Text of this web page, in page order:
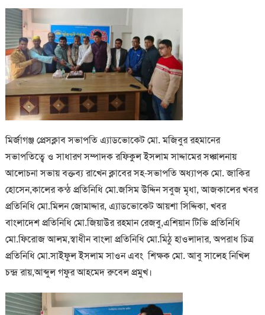
মির্জাগঞ্জ প্রেসক্লাব সভাপতি এ্যাডভোকেট মো. মজিবুর রহমানের
সভাপতিত্বে ও সাধারণ সম্পাদক রফিকুল ইসলাম সাদ্দামের সঞ্চালনায়
আলোচনা সভায় বক্তব্য রাখেন ক্লাবের সহ-সভাপতি অধ্যাপক মো. জাকির
হোসেন,কালের কন্ঠ প্রতিনিধি মো.জসিম উদ্দিন সবুজ মৃধা, আজকালের খবর
প্রতিনিধি মো.মিলন জোমাদ্দার, এ্যাডভোকেট আয়শা সিদ্দিকা, খবর
বাংলাদেশ প্রতিনিধি মো.জিয়াউর রহমান রেজবু,এশিয়ান টিভি প্রতিনিধি
মো.ফিরোজ আলম,স্বাধীন বাংলা প্রতিনিধি মো.মিঠু হাওলাদার, অপরাধ চিত্র
প্রতিনিধি মো.সাইফুল ইসলাম সাওন এবং শিক্ষক মো. আবু সালেহ নিখিল
চন্দ্র রায়,আব্দুল গফুর আহমেদ রুবেল প্রমুখ।